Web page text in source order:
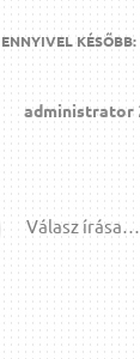
ENNYIVEL KÉSŐBB:
administrator
Válasz írása…